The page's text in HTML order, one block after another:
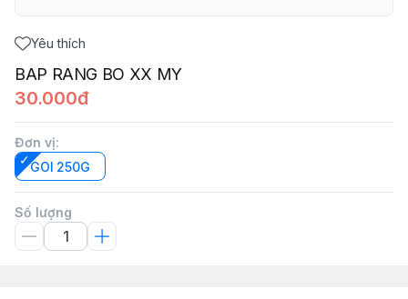
Yêu thích
BAP RANG BO XX MY
30.000đ
Đơn vị:
GOI 250G
Số lượng